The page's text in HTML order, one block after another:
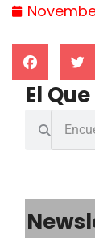
El